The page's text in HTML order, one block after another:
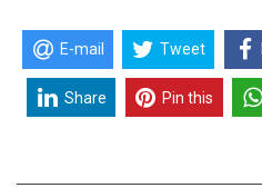
E-mail Tweet
Share Pin this